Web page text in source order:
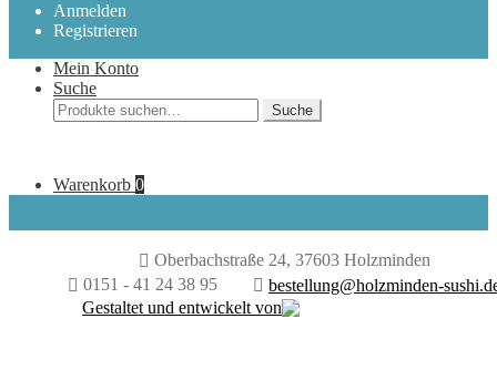
Anmelden
Registrieren
Mein Konto
Suche
Suche
nach:
Suche
Warenkorb 0
Oberbachstraße 24, 37603 Holzminden
0151 - 41 24 38 95
bestellung@holzminden-
Gestaltet und entwickelt von